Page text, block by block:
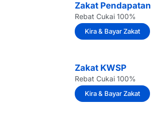
Zakat Pendapatan
Rebat Cukai 100%
Kira & Bayar Zakat
Zakat KWSP
Rebat Cukai 100%
Kira & Bayar Zakat